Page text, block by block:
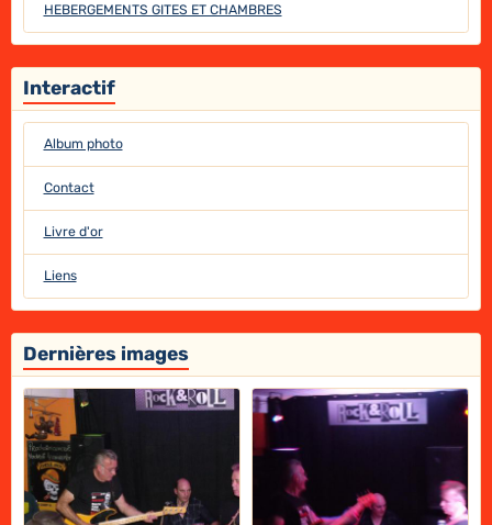
HEBERGEMENTS GITES ET CHAMBRES
Interactif
Album photo
Contact
Livre d'or
Liens
Dernières images